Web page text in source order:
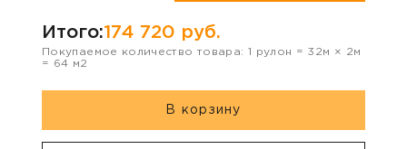
Итого:174 720 руб.
Покупаемое количество товара: 1 рулон = 32м × 2м
=
64 м2
В корзину